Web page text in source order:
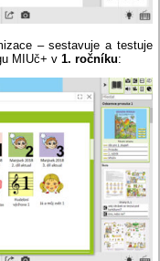
– sestavuje a testuje
MIUč+ v1. ročníku: